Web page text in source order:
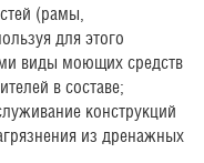
(рамы,
для этого
виды моющих средств
в составе;
конструкций
из дренажных